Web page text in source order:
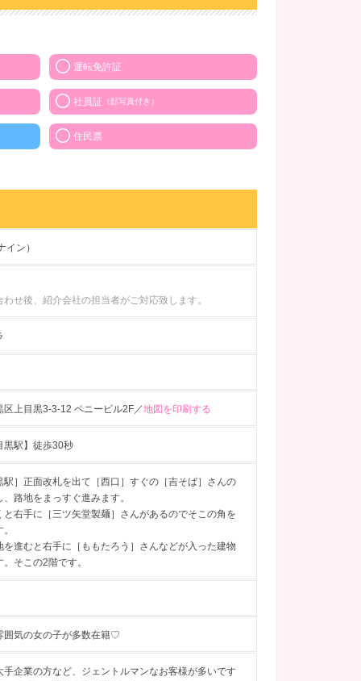
運転免許証
社員証 （顔写真付き）
住民票
イン）
せ後、紹介会社の担当者がご対応致します。
区上目黒3-3-12 ペニービル2F／地図を印刷する
黒駅】徒歩30秒
］正面改札を出て［西口］すぐの［吉そば］さんの
路地をまっすぐ進みます。
右手に［三ツ矢堂製麺］さんがあるのでそこの角を
進むと右手に［ももたろう］さんなどが入った建物
そこの2階です。
囲気の女の子が多数在籍♡
手企業の方など、ジェントルマンなお客様が多いです